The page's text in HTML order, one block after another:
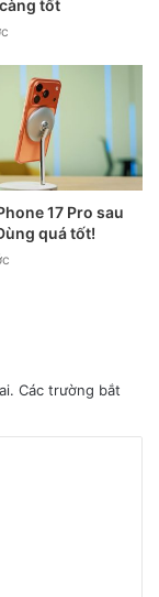
một trong những
khó tìm” trên thị
với iPhone 12
A14… nhưng
còn nhỏ hơn cả
tốt
17 Pro sau
quá tốt!
Các trường bắt